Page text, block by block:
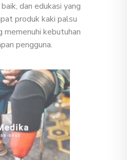
dan edukasi yang
produk kaki palsu
memenuhi kebutuhan
pengguna.